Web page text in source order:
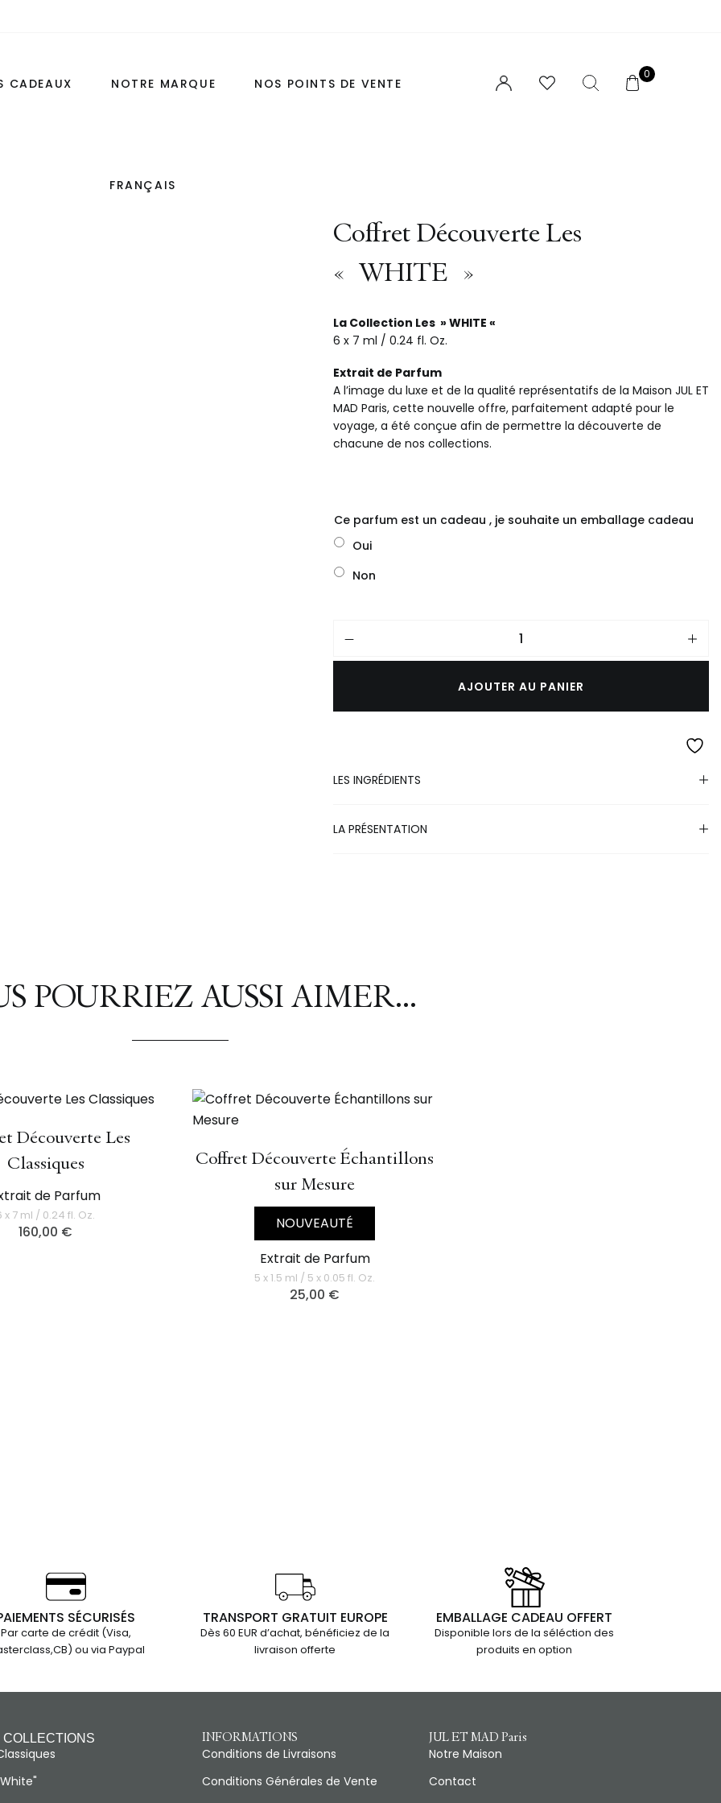
LES COFFRETS DÉCOUVERTE NOTES ET ACCORDS
POUR ELLE
SUBLIMATEUR DE PARFUM
CADEAUX NOTRE MARQUE NOS POINTS DE VENTE
FRANÇAIS
0
Coffret Découverte Les
« WHITE »
La Collection Les » WHITE «
6 x 7 ml / 0.24 fl. Oz.
Extrait de Parfum
A l’image du luxe et de la qualité représentatifs de la Maison JUL ET
MAD Paris, cette nouvelle offre, parfaitement adapté pour le
voyage, a été conçue afin de permettre la découverte de
chacune de nos collections.
Ce parfum est un cadeau , je souhaite un emballage cadeau
Oui
Non
AJOUTER AU PANIER
LES INGRÉDIENTS
LA PRÉSENTATION
POURRIEZ AUSSI AIMER...
Découverte Les
Classiques
de Parfum
x 7 ml / 0.24 fl. Oz.
160,00 €
Coffret Découverte Échantillons
sur Mesure
NOUVEAUTÉ
Extrait de Parfum
5 x 1.5 ml / 5 x 0.05 fl. Oz.
25,00 €
SÉCURISÉS
Par carte de crédit (Visa,
ou via Paypal
TRANSPORT GRATUIT EUROPE
Dès 60 EUR d’achat, bénéficiez de la
livraison offerte
EMBALLAGE CADEAU OFFERT
Disponible lors de la séléction des
produits en option
COLLECTIONS INFORMATIONS
Conditions de Livraisons
Conditions Générales de Vente
JUL ET MAD Paris
Notre Maison
Contact